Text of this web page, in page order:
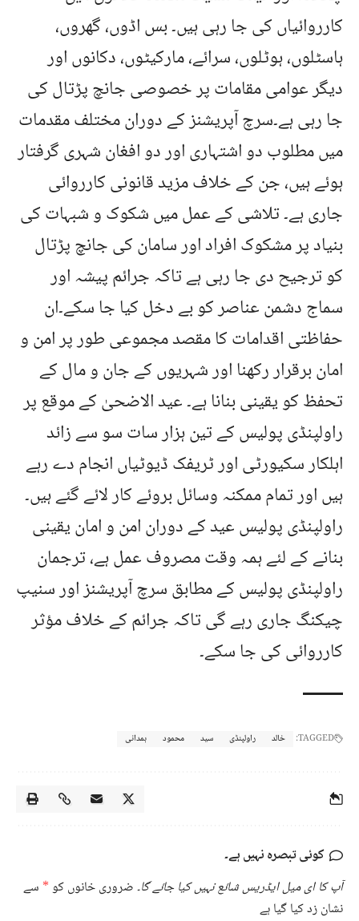
کارروائیاں کی جا رہی ہیں۔ بس اڈوں، گھروں،
ہاسٹلوں، ہوٹلوں، سرائے، مارکیٹوں، دکانوں اور
دیگر عوامی مقامات پر خصوصی جانچ پڑتال کی
جا رہی ہے۔سرچ آپریشنز کے دوران مختلف مقدمات
میں مطلوب دو اشتہاری اور دو افغان شہری گرفتار
ہوئے ہیں، جن کے خلاف مزید قانونی کارروائی
جاری ہے۔ تلاشی کے عمل میں شکوک و شبہات کی
بنیاد پر مشکوک افراد اور سامان کی جانچ پڑتال
کو ترجیح دی جا رہی ہے تاکہ جرائم پیشہ اور
سماج دشمن عناصر کو بے دخل کیا جا سکے۔ان
حفاظتی اقدامات کا مقصد مجموعی طور پر امن و
امان برقرار رکھنا اور شہریوں کے جان و مال کے
تحفظ کو یقینی بنانا ہے۔ عید الاضحیٰ کے موقع پر
راولپنڈی پولیس کے تین ہزار سات سو سے زائد
اہلکار سکیورٹی اور ٹریفک ڈیوٹیاں انجام دے رہے
ہیں اور تمام ممکنہ وسائل بروئے کار لائے گئے ہیں۔
راولپنڈی پولیس عید کے دوران امن و امان یقینی
بنانے کے لئے ہمہ وقت مصروف عمل ہے، ترجمان
راولپنڈی پولیس کے مطابق سرچ آپریشنز اور سنیپ
چیکنگ جاری رہے گی تاکہ جرائم کے خلاف مؤثر
کارروائی کی جا سکے۔
TAGGED: خالد راولپنڈی سید محمود ہمدانی
کوئی تبصرہ نہیں ہے۔
آپ کا ای میل ایڈریس شائع نہیں کیا جائے گا۔ضروری خانوں کو* سے
نشان زد کیا گیا ہے